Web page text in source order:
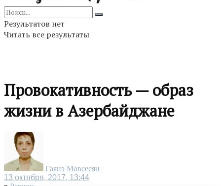
Результатов нет
Читать все результаты
Провокативность — образ
жизни в Азербайджане
Гаянэ Мовсесян
13 октября, 2017, 13:44